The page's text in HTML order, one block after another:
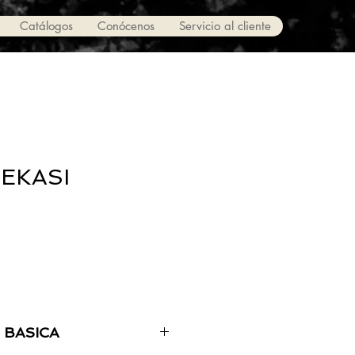
Catálogos Conócenos Servicio al cliente